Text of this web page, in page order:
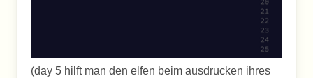
(day 5 hilft man den elfen beim ausdrucken ihres